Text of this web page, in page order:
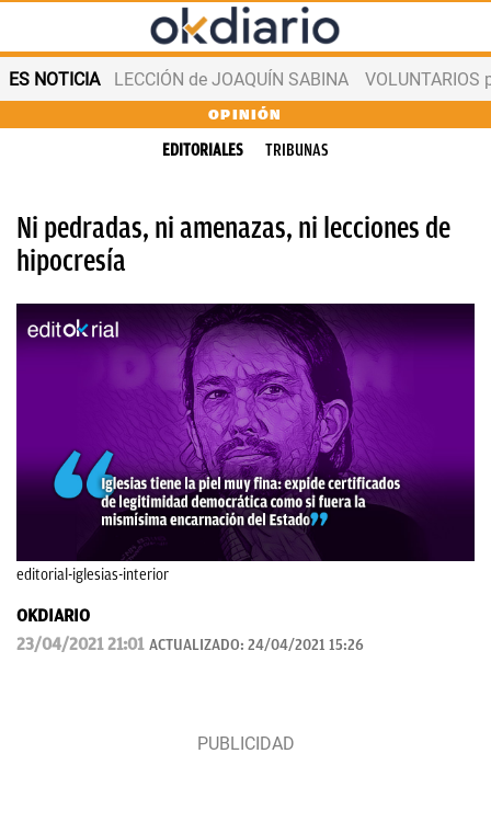
ES NOTICIA LECCIÓN de JOAQUÍN SABINA VOLUNTARIOS
OPINIÓN
EDITORIALES TRIBUNAS
Ni pedradas, ni amenazas, ni lecciones de
hipocresía
editorial-iglesias-interior
OKDIARIO
23/04/2021 21:01 ACTUALIZADO: 24/04/2021 15:26